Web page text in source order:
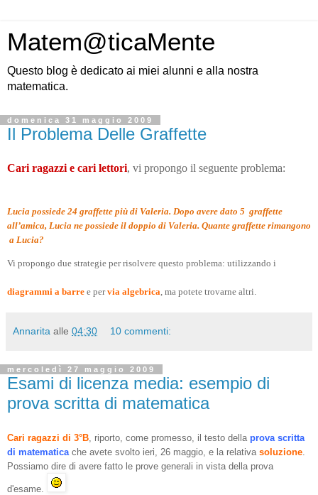
Matem@ticaMente
Questo blog è dedicato ai miei alunni e alla nostra
matematica.
domenica 31 maggio 2009
Il Problema Delle Graffette
Cari ragazzi e cari lettori, vi propongo il seguente problema:
Lucia possiede 24 graffette più di Valeria. Dopo avere dato 5 graffette
all’amica, Lucia ne possiede il doppio di Valeria. Quante graffette rimangono
a Lucia?
Vi propongo due strategie per risolvere questo problema: utilizzando i
diagrammi a barre e pervia algebrica, ma potete trovarne altri.
Annarita alle 04:30 10 commenti:
mercoledì 27 maggio 2009
Esami di licenza media: esempio di
prova scritta di matematica
Cari ragazzi di 3°B , riporto, come promesso, il testo della prova scritta
di matematica che avete svolto ieri, 26 maggio, e la relativa soluzione
Possiamo dire di avere fatto le prove generali in vista della prova
d'esame.